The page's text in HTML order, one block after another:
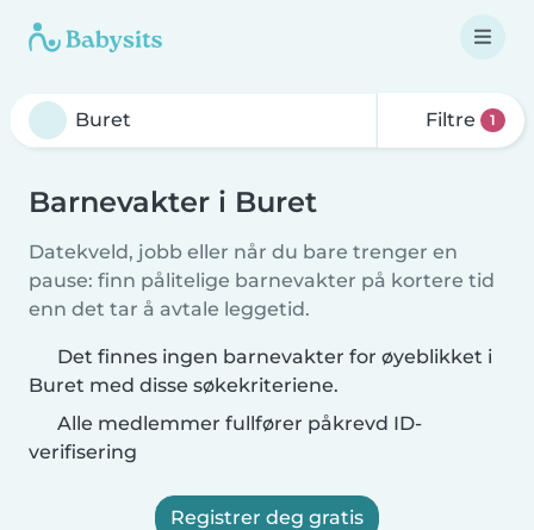
Filtre 1
Barnevakter i Buret
Datekveld, jobb eller når du bare trenger en
pause: finn pålitelige barnevakter på kortere tid
enn det tar å avtale leggetid.
Det finnes ingen barnevakter for øyeblikket i
Buret med disse søkekriteriene.
Alle medlemmer fullfører påkrevd ID-
verifisering
Registrer deg gratis